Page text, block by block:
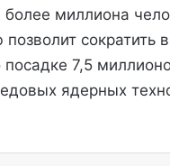
более миллиона
позволит сократить
посадке 7,5
ядерных